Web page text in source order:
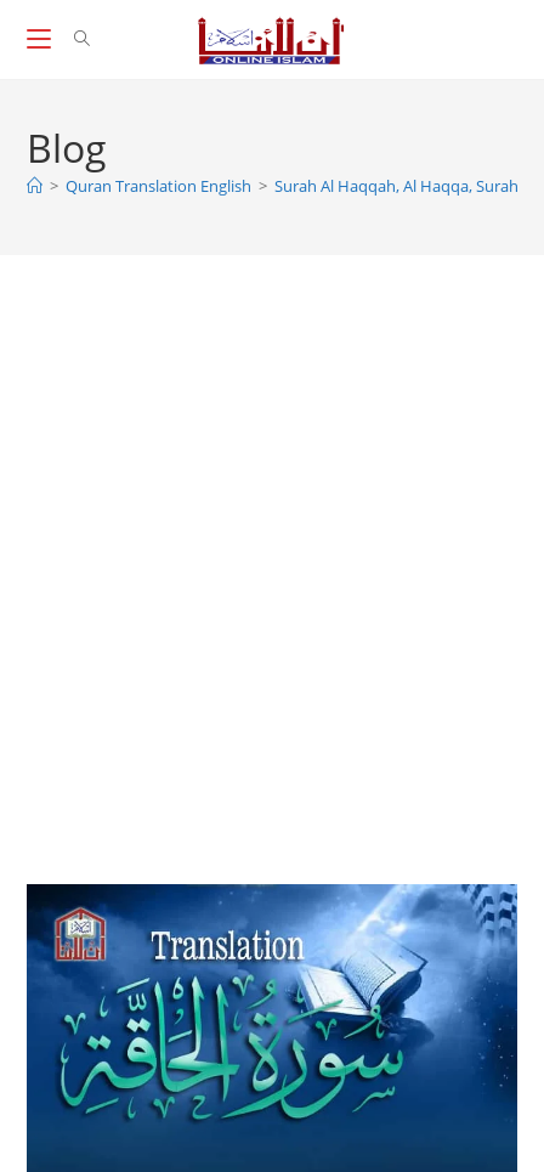
Blog
> Quran Translation English > Surah Al Haqqah, Al Haqqa, Surah